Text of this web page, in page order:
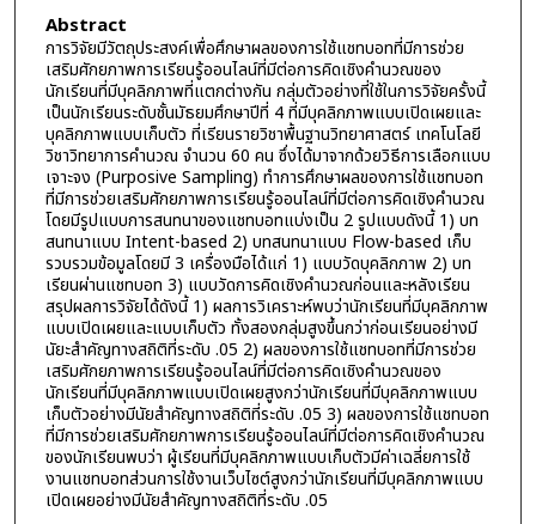
Abstract
การวิจัยมีวัตถุประสงค์เพื่อศึกษาผลของการใช้แชทบอทที่มีการช่วย
เสริมศักยภาพการเรียนรู้ออนไลน์ที่มีต่อการคิดเชิงคำนวณของ
นักเรียนที่มีบุคลิกภาพที่แตกต่างกัน กลุ่มตัวอย่างที่ใช้ในการวิจัยครั้งนี้
เป็นนักเรียนระดับชั้นมัธยมศึกษาปีที่ 4 ที่มีบุคลิกภาพแบบเปิดเผยและ
บุคลิกภาพแบบเก็บตัว ที่เรียนรายวิชาพื้นฐานวิทยาศาสตร์ เทคโนโลยี
วิชาวิทยาการคำนวณ จำนวน 60 คน ซึ่งได้มาจากด้วยวิธีการเลือกแบบ
เจาะจง (Purposive Sampling) ทำการศึกษาผลของการใช้แชทบอท
ที่มีการช่วยเสริมศักยภาพการเรียนรู้ออนไลน์ที่มีต่อการคิดเชิงคำนวณ
โดยมีรูปแบบการสนทนาของแชทบอทแบ่งเป็น 2 รูปแบบดังนี้ 1) บท
สนทนาแบบ Intent-based 2) บทสนทนาแบบ Flow-based เก็บ
รวบรวมข้อมูลโดยมี 3 เครื่องมือได้แก่ 1) แบบวัดบุคลิกภาพ 2) บท
เรียนผ่านแชทบอท 3) แบบวัดการคิดเชิงคำนวณก่อนและหลังเรียน
สรุปผลการวิจัยได้ดังนี้ 1) ผลการวิเคราะห์พบว่านักเรียนที่มีบุคลิกภาพ
แบบเปิดเผยและแบบเก็บตัว ทั้งสองกลุ่มสูงขึ้นกว่าก่อนเรียนอย่างมี
นัยะสำคัญทางสถิติที่ระดับ .05 2) ผลของการใช้แชทบอทที่มีการช่วย
เสริมศักยภาพการเรียนรู้ออนไลน์ที่มีต่อการคิดเชิงคำนวณของ
นักเรียนที่มีบุคลิกภาพแบบเปิดเผยสูงกว่านักเรียนที่มีบุคลิกภาพแบบ
เก็บตัวอย่างมีนัยสำคัญทางสถิติที่ระดับ .05 3) ผลของการใช้แชทบอท
ที่มีการช่วยเสริมศักยภาพการเรียนรู้ออนไลน์ที่มีต่อการคิดเชิงคำนวณ
ของนักเรียนพบว่า ผู้เรียนที่มีบุคลิกภาพแบบเก็บตัวมีค่าเฉลี่ยการใช้
งานแชทบอทส่วนการใช้งานเว็บไซต์สูงกว่านักเรียนที่มีบุคลิกภาพแบบ
เปิดเผยอย่างมีนัยสำคัญทางสถิติที่ระดับ .05